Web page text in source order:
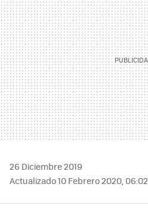
26 Diciembre 2019
Actualizado 10 Febrero 2020, 06:02